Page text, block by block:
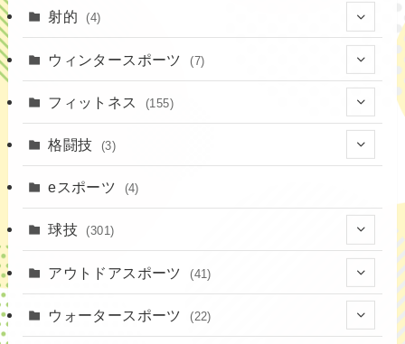
(2)
射的 (4)
(4)
ウィンタースポーツ (7)
(7)
フィットネス (155)
(16)
(37)
(18)
格闘技 (3)
(3)
eスポーツ (4)
球技 (301)
(20)
アウトドアスポーツ (41)
(4)
ウォータースポーツ (22)